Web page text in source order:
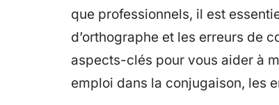
que professionnels, il est
d’orthographe et les erreurs de
aspects-clés pour vous aider à
emploi dans la conjugaison, les